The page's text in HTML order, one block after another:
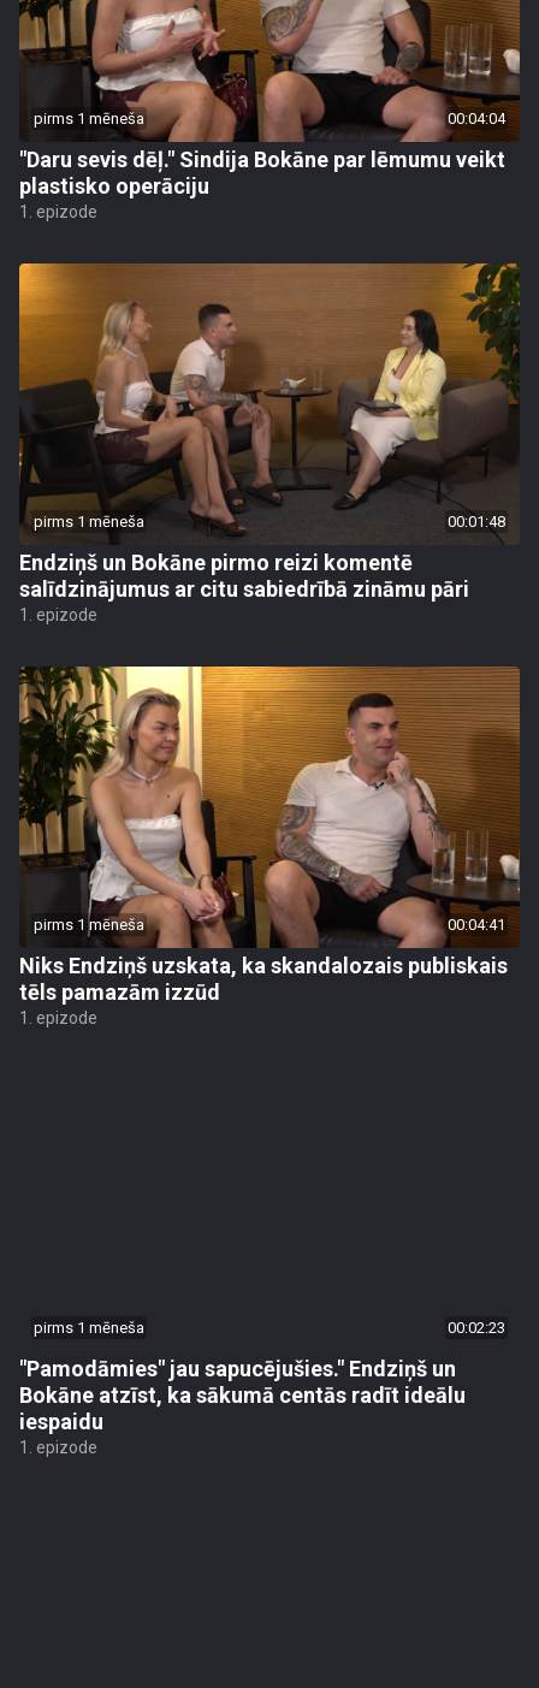
pirms 1 mēneša 00:04:04
"Daru sevis dēļ." Sindija Bokāne par lēmumu veikt
plastisko operāciju
1. epizode
pirms 1 mēneša 00:01:48
Endziņš un Bokāne pirmo reizi komentē
salīdzinājumus ar citu sabiedrībā zināmu pāri
1. epizode
pirms 1 mēneša 00:04:41
Niks Endziņš uzskata, ka skandalozais publiskais
tēls pamazām izzūd
1. epizode
pirms 1 mēneša 00:02:23
"Pamodāmies" jau sapucējušies." Endziņš un
Bokāne atzīst, ka sākumā centās radīt ideālu
iespaidu
1. epizode